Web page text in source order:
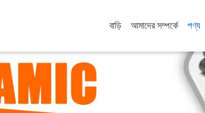
বাড়ি আমাদের সম্পর্কে পণ্য